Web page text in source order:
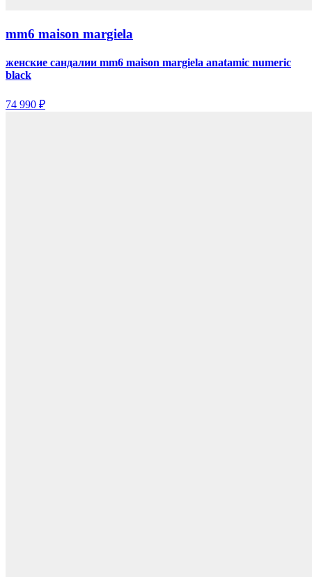
mm6 maison margiela
женские сандалии mm6 maison margiela anatamic numeric
black
74 990 ₽